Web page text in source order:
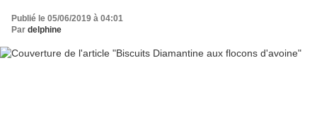
Publié le 05/06/2019 à 04:01
Par delphine